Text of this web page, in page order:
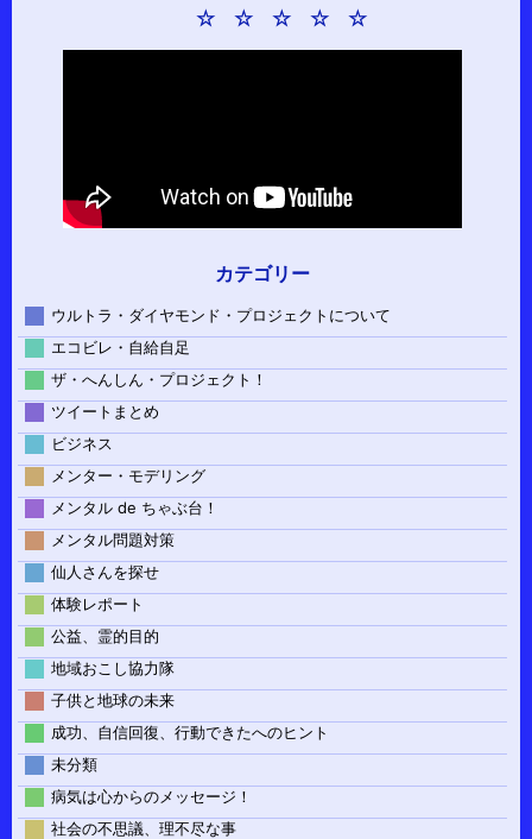
☆ ☆ ☆ ☆ ☆
カテゴリー
ウルトラ・ダイヤモンド・プロジェクトについて
エコビレ・自給自足
ザ・へんしん・プロジェクト！
ツイートまとめ
ビジネス
メンター・モデリング
メンタル de ちゃぶ台！
メンタル問題対策
仙人さんを探せ
体験レポート
公益、霊的目的
地域おこし協力隊
子供と地球の未来
成功、自信回復、行動できたへのヒント
未分類
病気は心からのメッセージ！
社会の不思議、理不尽な事